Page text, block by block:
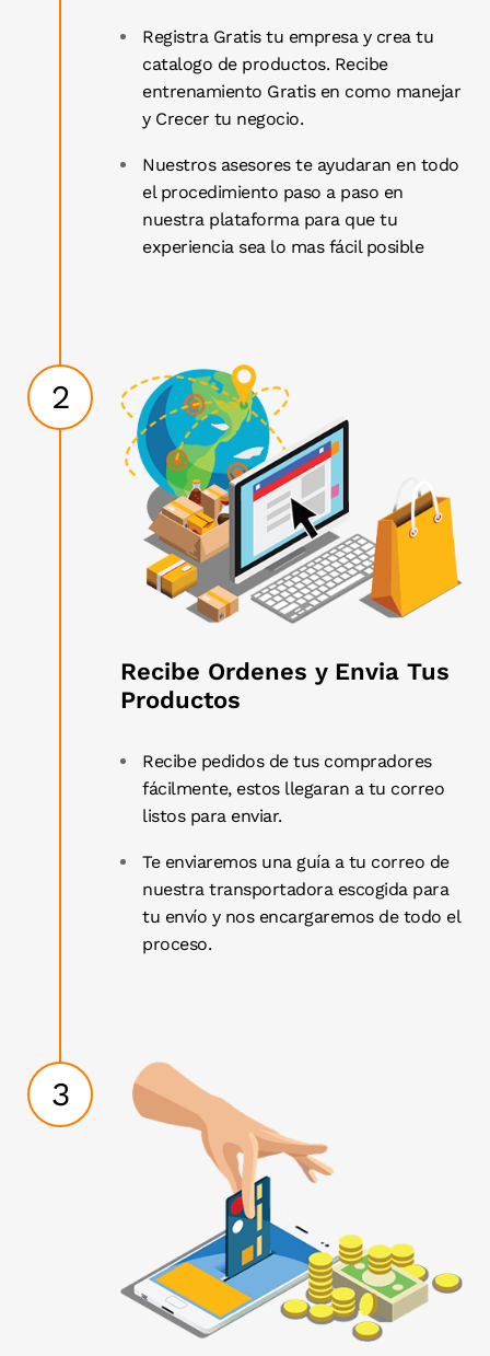
Registra Gratis tu empresa y crea tu
catalogo de productos. Recibe
entrenamiento Gratis en como manejar
y Crecer tu negocio.
Nuestros asesores te ayudaran en todo
el procedimiento paso a paso en
nuestra plataforma para que tu
experiencia sea lo mas fácil posible
2
Recibe Ordenes y Envia Tus
Productos
Recibe pedidos de tus compradores
fácilmente, estos llegaran a tu correo
listos para enviar.
Te enviaremos una guía a tu correo de
nuestra transportadora escogida para
tu envío y nos encargaremos de todo el
proceso.
3